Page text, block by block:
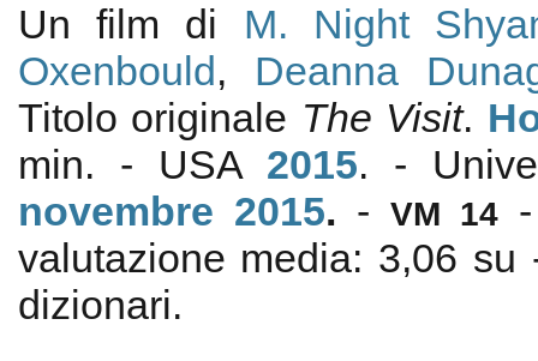
Un film di M. Night
Oxenbould, Deanna
Titolo originale The Visit.
min. - USA 2015. -
novembre 2015. - VM 14
valutazione media: 3,06 su
dizionari.